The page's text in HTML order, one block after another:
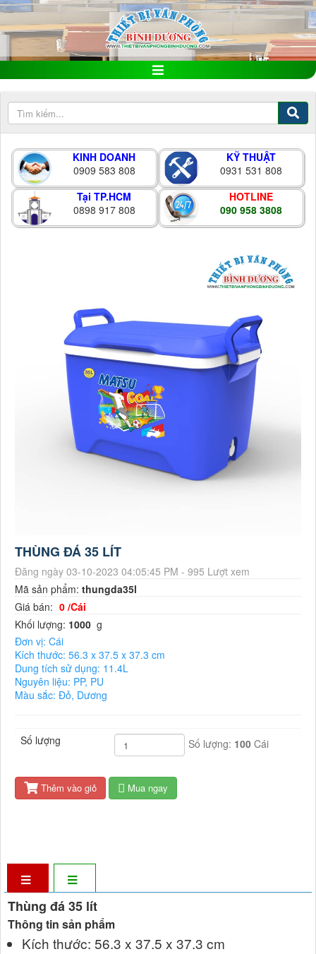
KINH DOANH
0909 583 808
KỸ THUẬT
0931 531 808
Tại TP.HCM
0898 917 808
HOTLINE
090 958 3808
THÙNG ĐÁ 35 LÍT
Đăng ngày 03-10-2023 04:05:45 PM - 995 Lượt xem
Mã sản phẩm: thungda35l
Giá bán: 0 /Cái
Khối lượng: 1000 g
Đơn vị: Cái
Kích thước: 56.3 x 37.5 x 37.3 cm
Dung tích sử dụng: 11.4L
Nguyên liệu: PP, PU
Màu sắc: Đỏ, Dương
Số lượng Số lượng: 100 Cái
Thêm vào giỏ Mua ngay
Thùng đá 35 lít
Thông tin sản phẩm
Kích thước: 56.3 x 37.5 x 37.3 cm